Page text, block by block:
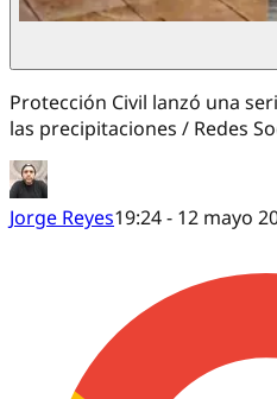
Protección Civil lanzó una
las precipitaciones / Redes
Jorge Reyes19:24 - 12 mayo